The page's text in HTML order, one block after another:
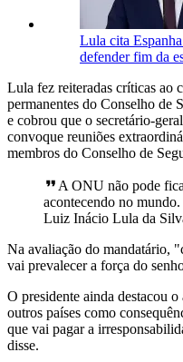
Lula cita
defender fim da
Lula fez reiteradas críticas ao
permanentes do Conselho de
e cobrou que o secretário-
convoque reuniões
membros do Conselho de
A ONU não pode
acontecendo no mundo.
Luiz Inácio Lula da
Na avaliação do mandatário,
vai prevalecer a força do
O presidente ainda destacou
outros países como
que vai pagar a
disse.